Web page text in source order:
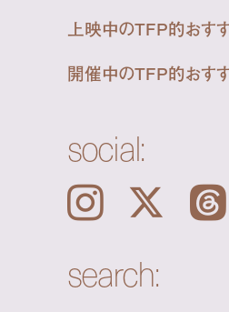
上映中のTFP的おす
開催中のTFP的おす
social:
Instagram 𝕏 Threads
search: